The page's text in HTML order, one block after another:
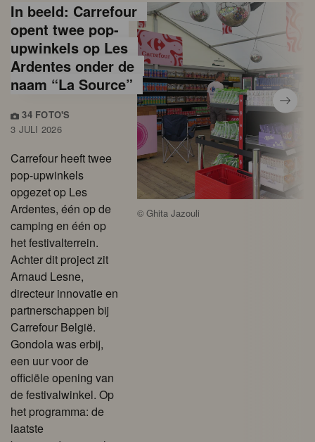
In beeld: Carrefour
opent twee pop-
upwinkels op Les
Ardentes onder de
naam “La Source”
34 FOTO'S
3 JULI 2026
Carrefour heeft twee
pop-upwinkels
opgezet op Les
Ardentes, één op de
camping en één op
het festivalterrein.
Achter dit project zit
Arnaud Lesne,
directeur innovatie en
partnerschappen bij
Carrefour België.
Gondola was erbij,
een uur voor de
officiële opening van
de festivalwinkel. Op
het programma: de
laatste
©Ghita Jazouli